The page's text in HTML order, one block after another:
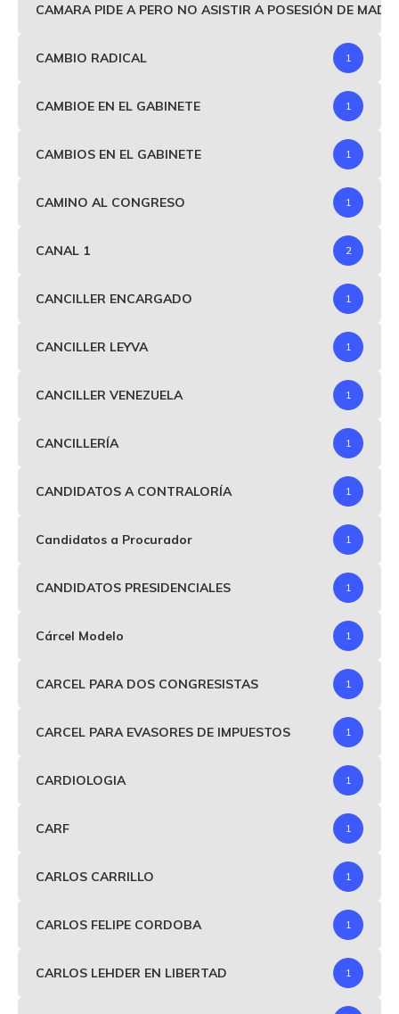
CAMARA PIDE A PERO NO ASISTIR A POSESIÓN DE
CAMBIO RADICAL 1
CAMBIOE EN EL GABINETE 1
CAMBIOS EN EL GABINETE 1
CAMINO AL CONGRESO 1
CANAL 1 2
CANCILLER ENCARGADO 1
CANCILLER LEYVA 1
CANCILLER VENEZUELA 1
CANCILLERÍA 1
CANDIDATOS A CONTRALORÍA 1
Candidatos a Procurador 1
CANDIDATOS PRESIDENCIALES 1
Cárcel Modelo 1
CARCEL PARA DOS CONGRESISTAS 1
CARCEL PARA EVASORES DE IMPUESTOS 1
CARDIOLOGIA 1
CARF 1
CARLOS CARRILLO 1
CARLOS FELIPE CORDOBA 1
CARLOS LEHDER EN LIBERTAD 1